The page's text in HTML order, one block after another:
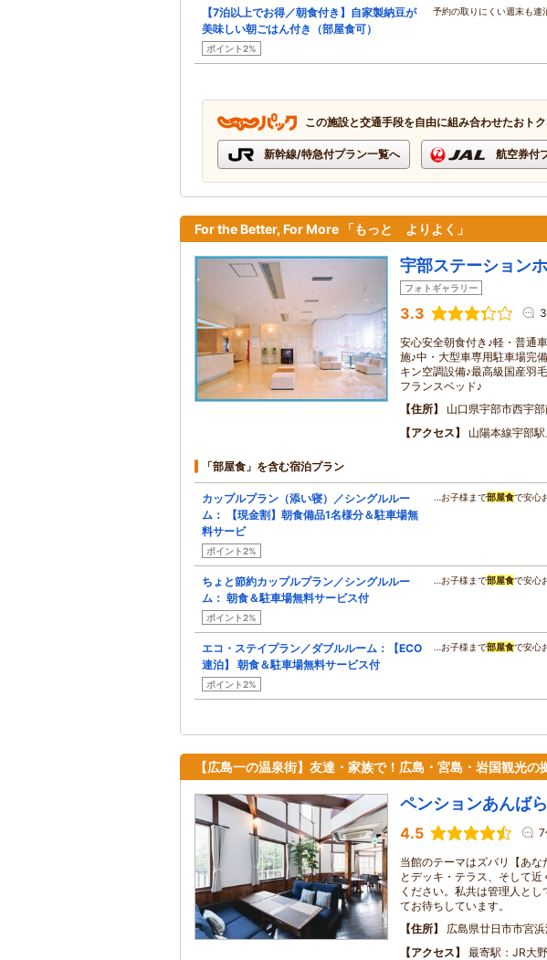
【7泊以上でお得／朝食付き】自家製納豆が
美味しい朝ごはん付き（部屋食可）
ポイント2%
予約の取りにくい週末も連
この施設と交通手段を自由に組み合わせたおト
新幹線/特急付プラン一覧へ 航空券付
For the Better, For More 「もっと よりよく」
宇部ステーション
フォトギャラリー
3.3
安心安全朝食付き♪軽・普通
施♪中・大型車専用駐車場完
キン空調設備♪最高級国産羽
フランスベッド♪
住所
山口県宇部市西宇部
アクセス
山陽本線宇部
「部屋食」を含む宿泊プラン
カップルプラン（添い寝）／シングルルー
ム： 【現金割】朝食備品1名様分＆駐車場無
料サービ
ポイント2%
…お子様まで部屋食で安心
ちょと節約カップルプラン／シングルルー
ム： 朝食＆駐車場無料サービス付
ポイント2%
…お子様まで部屋食で安心
エコ・ステイプラン／ダブルルーム：【ECO
連泊】 朝食＆駐車場無料サービス付
ポイント2%
…お子様まで部屋食で安心
【広島一の温泉街】友達・家族で！広島・宮島・岩国観光の
ペンションあんば
4.5 7
当館のテーマはズバリ【あ
とデッキ・テラス、そして
ください。私共は管理人と
てお待ちしています。
住所
広島県廿日市市宮
アクセス
最寄駅：JR大